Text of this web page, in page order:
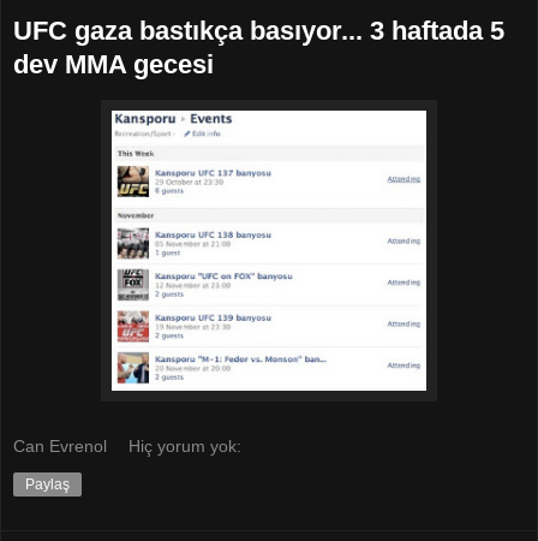
UFC gaza bastıkça basıyor... 3 haftada 5
dev MMA gecesi
Can Evrenol Hiç yorum yok:
Paylaş